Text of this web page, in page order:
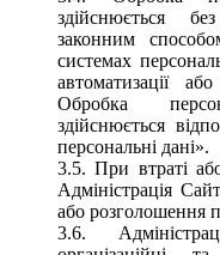
здійснюється
законним
системах
автоматизації
Обробка
здійснюється
персональні дані».
3.5. При втраті
Адміністрація
або розголошення
3.6.